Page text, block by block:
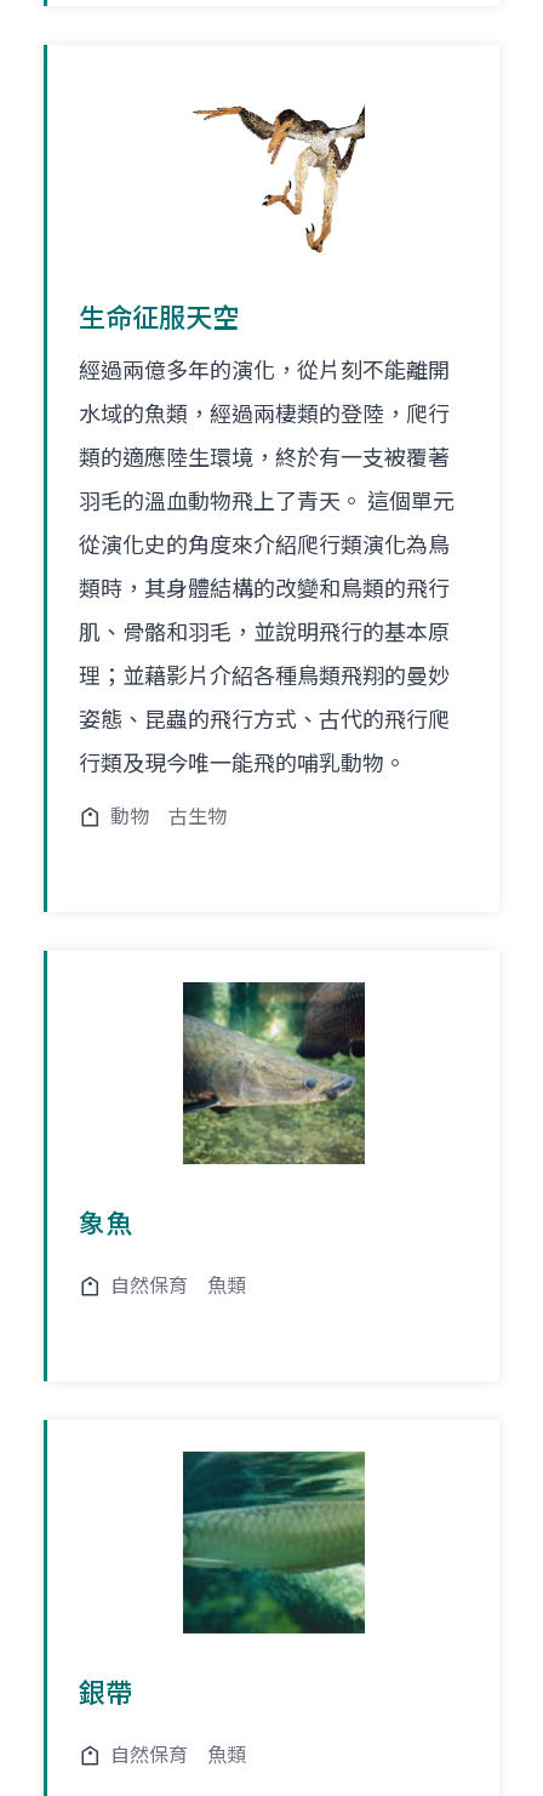
生命征服天空
經過兩億多年的演化，從片刻不能離開
水域的魚類，經過兩棲類的登陸，爬行
類的適應陸生環境，終於有一支被覆著
羽毛的溫血動物飛上了青天。 這個單元
從演化史的角度來介紹爬行類演化為鳥
類時，其身體結構的改變和鳥類的飛行
肌、骨骼和羽毛，並說明飛行的基本原
理；並藉影片介紹各種鳥類飛翔的曼妙
姿態、昆蟲的飛行方式、古代的飛行爬
行類及現今唯一能飛的哺乳動物。
動物 古生物
象魚
自然保育 魚類
銀帶
自然保育 魚類